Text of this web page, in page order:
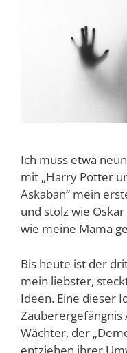
Ich muss etwa
mit „Harry Potter
Askaban“ mein
und stolz wie
wie meine Mama
Bis heute ist der
mein liebster,
Ideen. Eine dieser
Zauberergefängnis
Wächter, der
entziehen ihrer